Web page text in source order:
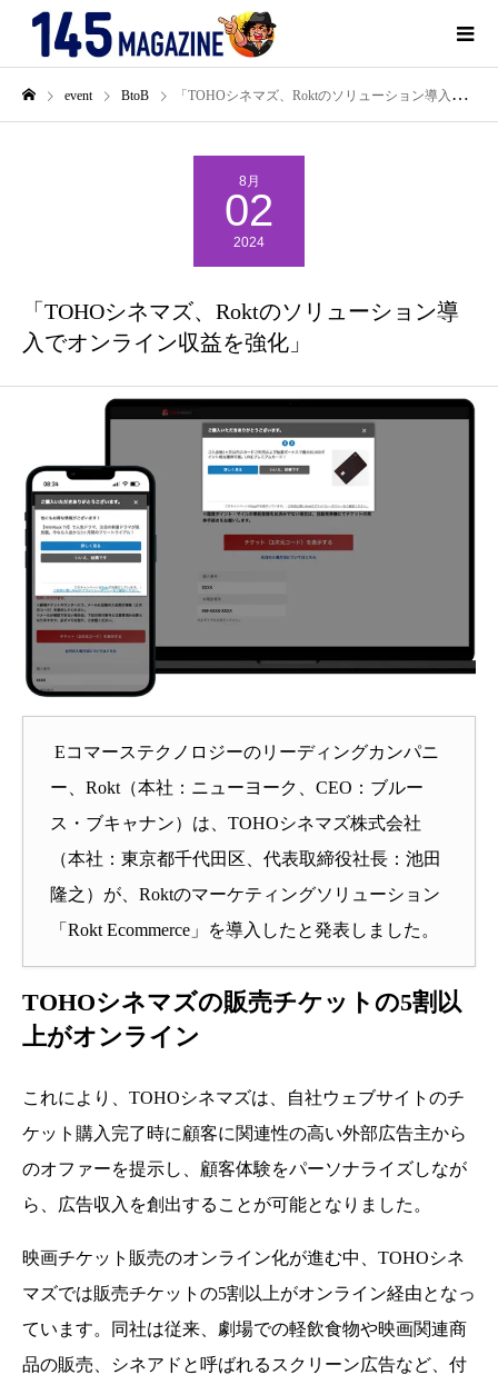
event BtoB 「TOHOシネマズ、Roktのソリューション導入でオンライン収益を強化」
8月
02
2024
「TOHOシネマズ、Roktのソリューション導
入でオンライン収益を強化」
Eコマーステクノロジーのリーディングカンパニ
ー、Rokt（本社：ニューヨーク、CEO：ブルー
ス・ブキャナン）は、TOHOシネマズ株式会社
（本社：東京都千代田区、代表取締役社長：池田
隆之）が、Roktのマーケティングソリューション
「Rokt Ecommerce」を導入したと発表しました。
TOHOシネマズの販売チケットの5割以
上がオンライン
これにより、TOHOシネマズは、自社ウェブサイトのチ
ケット購入完了時に顧客に関連性の高い外部広告主から
のオファーを提示し、顧客体験をパーソナライズしなが
ら、広告収入を創出することが可能となりました。
映画チケット販売のオンライン化が進む中、TOHOシネ
マズでは販売チケットの5割以上がオンライン経由となっ
ています。同社は従来、劇場での軽飲食物や映画関連商
品の販売、シネアドと呼ばれるスクリーン広告など、付